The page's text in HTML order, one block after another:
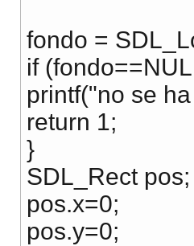
fondo =
if
printf("no se
return 1;
}
SDL_Rect pos;
pos.x=0;
pos.y=0;